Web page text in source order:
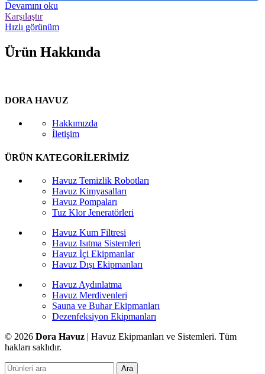
Devamını oku
Karşılaştır
Hızlı görünüm
Ürün Hakkında
DORA HAVUZ
Hakkımızda
İletişim
ÜRÜN KATEGORİLERİMİZ
Havuz Temizlik Robotları
Havuz Kimyasalları
Havuz Pompaları
Tuz Klor Jeneratörleri
Havuz Kum Filtresi
Havuz Isıtma Sistemleri
Havuz İçi Ekipmanlar
Havuz Dışı Ekipmanları
Havuz Aydınlatma
Havuz Merdivenleri
Sauna ve Buhar Ekipmanları
Dezenfeksiyon Ekipmanları
© 2026 Dora Havuz | Havuz Ekipmanları ve Sistemleri. Tüm
hakları saklıdır.
Ara